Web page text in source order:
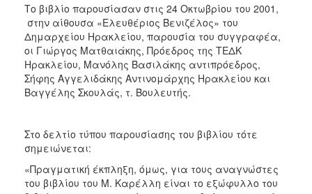
Το βιβλίο παρουσίασαν στις 24 Οκτωβρίου του 2001,
στην αίθουσα «Ελευθέριος Βενιζέλος» του
Δημαρχείου Ηρακλείου, παρουσία του συγγραφέα,
οι Γιώργος Ματθαιάκης, Πρόεδρος της ΤΕΔΚ
Ηρακλείου, Μανόλης Βασιλάκης αντιπρόεδρος,
Σήφης Αγγελιδάκης Αντινομάρχης Ηρακλείου και
Βαγγέλης Σκουλάς, τ. Βουλευτής.
Στο δελτίο τύπου παρουσίασης του βιβλίου τότε
σημειώνεται:
«Πραγματική έκπληξη, όμως, για τους αναγνώστες
του βιβλίου του Μ. Καρέλλη είναι το εξώφυλλο του